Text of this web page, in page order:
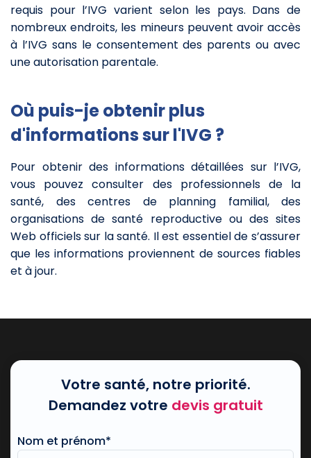
requis pour l’IVG varient selon les pays. Dans de
nombreux endroits, les mineurs peuvent avoir accès
à l’IVG sans le consentement des parents ou avec
une autorisation parentale.
Où puis-je obtenir plus
d'informations sur l'IVG ?
Pour obtenir des informations détaillées sur l’IVG,
vous pouvez consulter des professionnels de la
santé, des centres de planning familial, des
organisations de santé reproductive ou des sites
Web officiels sur la santé. Il est essentiel de s’assurer
que les informations proviennent de sources fiables
et à jour.
Votre santé, notre priorité.
Demandez votre devis gratuit
Nom et prénom*